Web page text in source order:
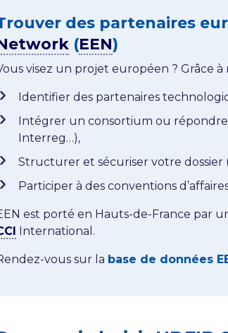
des partenaires
(EEN)
visez un projet européen ? Grâce
Identifier des partenaires
Intégrer un consortium ou répondre
Interreg…),
Structurer et sécuriser votre
Participer à des conventions
est porté en Hauts-de-France par
International.
vous sur la base de données